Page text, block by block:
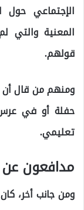
الإجتماعي حول
المعنية
قولهم.
ومنهم من قال أن
حفلة أو في
تعليمي.
مدافعون عن
ومن جانب أخر،